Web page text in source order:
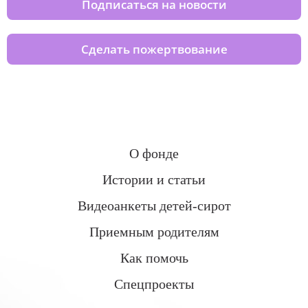
Подписаться на новости
Сделать пожертвование
О фонде
Истории и статьи
Видеоанкеты детей-сирот
Приемным родителям
Как помочь
Спецпроекты